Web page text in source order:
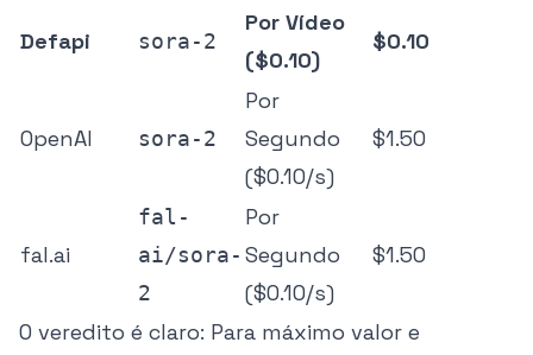
Defapi sora-2
Por Vídeo
($0.10)
$0.10
OpenAI sora-2
Por
Segundo
($0.10/s)
$1.50
fal.ai
fal-
ai/sora-
2
Por
Segundo
($0.10/s)
$1.50
O veredito é claro: Para máximo valor e